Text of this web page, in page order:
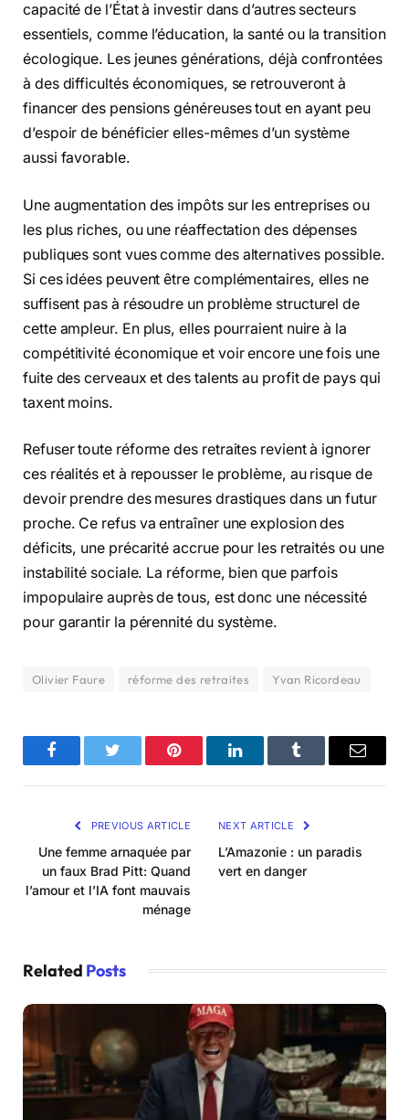
capacité de l’État à investir dans d’autres secteurs
essentiels, comme l’éducation, la santé ou la transition
écologique. Les jeunes générations, déjà confrontées
à des difficultés économiques, se retrouveront à
financer des pensions généreuses tout en ayant peu
d’espoir de bénéficier elles-mêmes d’un système
aussi favorable.
Une augmentation des impôts sur les entreprises ou
les plus riches, ou une réaffectation des dépenses
publiques sont vues comme des alternatives possible.
Si ces idées peuvent être complémentaires, elles ne
suffisent pas à résoudre un problème structurel de
cette ampleur. En plus, elles pourraient nuire à la
compétitivité économique et voir encore une fois une
fuite des cerveaux et des talents au profit de pays qui
taxent moins.
Refuser toute réforme des retraites revient à ignorer
ces réalités et à repousser le problème, au risque de
devoir prendre des mesures drastiques dans un futur
proche. Ce refus va entraîner une explosion des
déficits, une précarité accrue pour les retraités ou une
instabilité sociale. La réforme, bien que parfois
impopulaire auprès de tous, est donc une nécessité
pour garantir la pérennité du système.
Olivier Faure réforme des retraites Yvan Ricordeau
FacebookTwitter Pinterest LinkedInTumblr Email
PREVIOUS ARTICLE
Une femme arnaquée par
un faux Brad Pitt: Quand
l’amour et l’IA font mauvais
ménage
NEXT ARTICLE
L’Amazonie : un paradis
vert en danger
Related Posts